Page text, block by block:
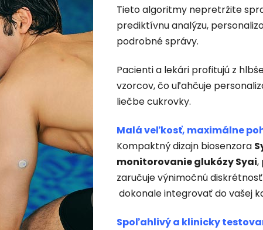
Tieto algoritmy nepretržite
prediktívnu analýzu,
podrobné správy.
Pacienti a lekári profitujú z
vzorcov, čo uľahčuje
liečbe cukrovky.
Malá veľkosť, maximálne
Kompaktný dizajn biosenzora
monitorovanie glukózy Syai,
zaručuje výnimočnú
dokonale integrovať do vašej
Spoľahlivý a klinicky